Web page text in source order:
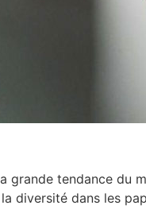
grande tendance du
diversité dans les